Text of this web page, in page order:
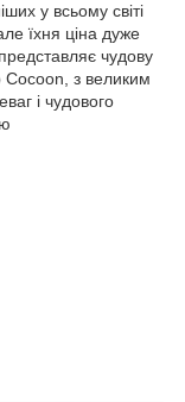
у всьому світі
їхня ціна дуже
чудову
Cocoon, з великим
і чудового